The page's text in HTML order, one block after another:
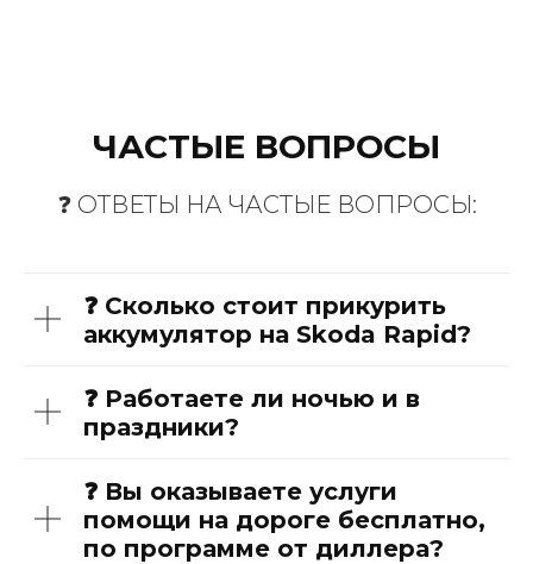
ЧАСТЫЕ ВОПРОСЫ
❓ ОТВЕТЫ НА ЧАСТЫЕ ВОПРОСЫ:
❓ Сколько стоит прикурить
аккумулятор на Skoda Rapid?
❓ Работаете ли ночью и в
праздники?
❓ Вы оказываете услуги
помощи на дороге бесплатно,
по программе от диллера?